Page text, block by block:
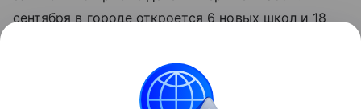
сентября в городе откроется 6 новых школ и 18
использованием пластиковых карт на входе в
школу, позволяющих контролировать